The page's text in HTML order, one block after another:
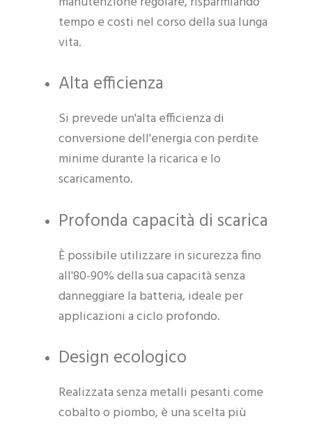
tempo e costi nel corso della sua lunga
vita.
Alta efficienza
Si prevede un'alta efficienza di
conversione dell'energia con perdite
minime durante la ricarica e lo
scaricamento.
Profonda capacità di scarica
È possibile utilizzare in sicurezza fino
all'80-90% della sua capacità senza
danneggiare la batteria, ideale per
applicazioni a ciclo profondo.
Design ecologico
Realizzata senza metalli pesanti come
cobalto o piombo, è una scelta più